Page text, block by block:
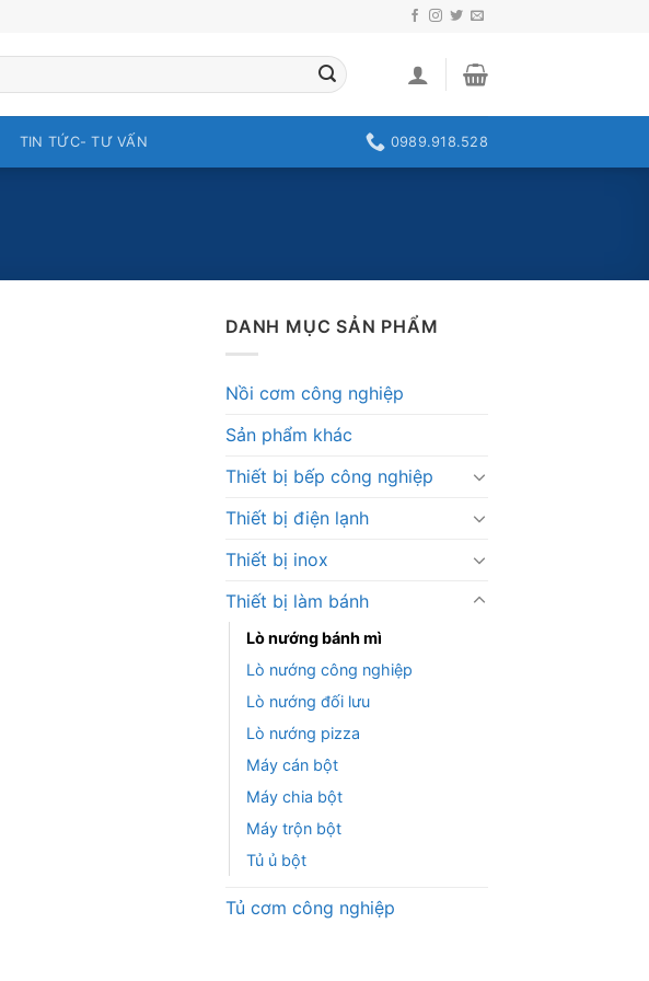
TIN TỨC- TƯ VẤN 0989.918.528
DANH MỤC SẢN PHẨM
Nồi cơm công nghiệp
Sản phẩm khác
Thiết bị bếp công nghiệp
Thiết bị điện lạnh
Thiết bị inox
Thiết bị làm bánh
Lò nướng bánh mì
Lò nướng công nghiệp
Lò nướng đối lưu
Lò nướng pizza
Máy cán bột
Máy chia bột
Máy trộn bột
Tủ ủ bột
Tủ cơm công nghiệp